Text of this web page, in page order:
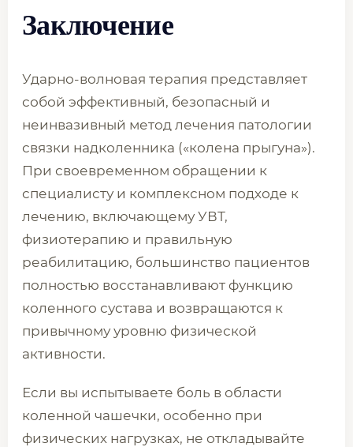
Заключение
Ударно-волновая терапия представляет
собой эффективный, безопасный и
неинвазивный метод лечения патологии
связки надколенника («колена прыгуна»).
При своевременном обращении к
специалисту и комплексном подходе к
лечению, включающему УВТ,
физиотерапию и правильную
реабилитацию, большинство пациентов
полностью восстанавливают функцию
коленного сустава и возвращаются к
привычному уровню физической
активности.
Если вы испытываете боль в области
коленной чашечки, особенно при
физических нагрузках, не откладывайте